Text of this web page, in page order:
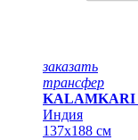
заказать
трансфер
KALAMKARI
Индия
137x188 см